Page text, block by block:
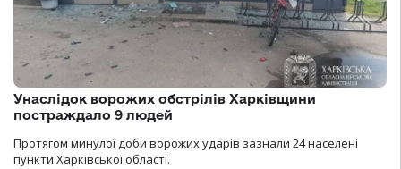
Унаслідок ворожих обстрілів Харківщини
постраждало 9 людей
Протягом минулої доби ворожих ударів зазнали 24 населені
пункти Харківської області.